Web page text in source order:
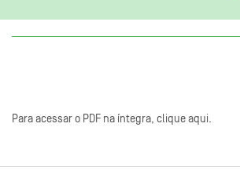
Para acessar o PDF na íntegra, clique aqui.